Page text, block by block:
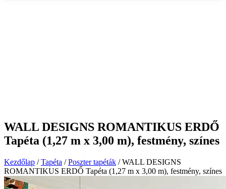
WALL DESIGNS ROMANTIKUS ERDŐ
Tapéta (1,27 m x 3,00 m), festmény, színes
Kezdőlap /Tapéta /Poszter tapéták / WALL DESIGNS
ROMANTIKUS ERDŐ Tapéta (1,27 m x 3,00 m), festmény, színes